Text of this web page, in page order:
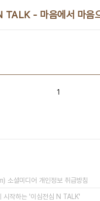
TALK - 마음에서 마음
1
소셜미디어 개인정보 취급방침
시작하는 '이심전심 N TALK'